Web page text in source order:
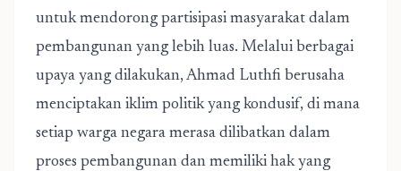
untuk mendorong partisipasi masyarakat dalam
pembangunan yang lebih luas. Melalui berbagai
upaya yang dilakukan, Ahmad Luthfi berusaha
menciptakan iklim politik yang kondusif, di mana
setiap warga negara merasa dilibatkan dalam
proses pembangunan dan memiliki hak yang